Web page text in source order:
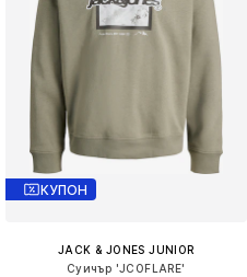
КУПОН
JACK & JONES JUNIOR
Суичър 'JCOFLARE'